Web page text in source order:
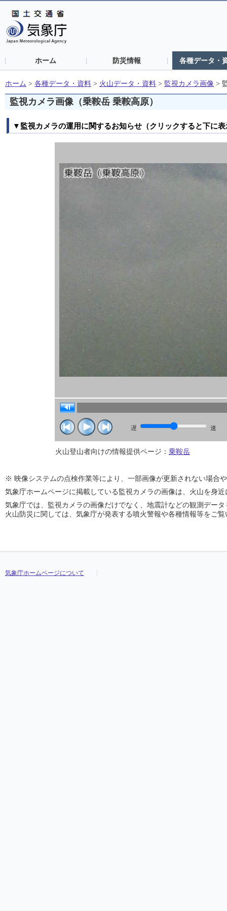
ホーム 防災情報 各種データ・
ホーム > 各種データ・資料 > 火山データ・資料 > 監視カメラ画像 >
監視カメラ画像（乗鞍岳 乗鞍高原）
▼監視カメラの運用に関するお知らせ（クリックすると下に
遅 速
火山登山者向けの情報提供ページ： 乗鞍岳
※ 映像システムの点検作業等により、一部画像が更新されない場合
気象庁ホームページに掲載している監視カメラの画像は、火山を身
気象庁では、監視カメラの画像だけでなく、地震計などの観測デー
火山防災に関しては、気象庁が発表する噴火警報や各種情報等をご
気象庁ホームページについて